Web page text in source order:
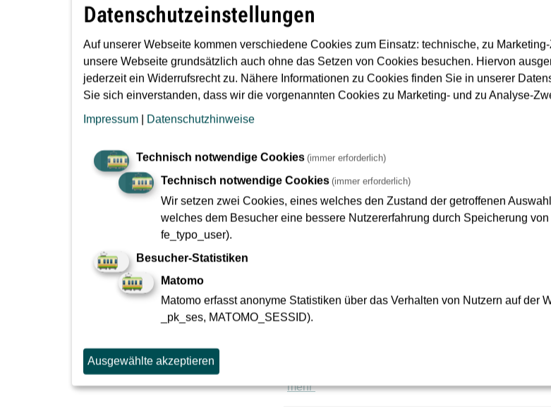
Stadtbahn ins
Planfeststellungsbeschlusses
Der Startschuss für die Hauptbaumaßnahme der
Mittwoch übergab die…
Tunnel unter dem
Der Rohbau des Tunnelabschnitts unter dem
Hauptaushub der Baugrube…
Verlängerung der Sperrung
09.05.2016
mehr
Datenschutzeinstellungen
Auf unserer Webseite kommen verschiedene Cookies zum Einsatz: technische, zu
unsere Webseite grundsätzlich auch ohne das Setzen von Cookies besuchen. Hiervon
jederzeit ein Widerrufsrecht zu. Nähere Informationen zu Cookies finden Sie in unserer
Sie sich einverstanden, dass wir die vorgenannten Cookies zu Marketing- und zu Analyse-
Impressum | Datenschutzhinweise
Technisch notwendige Cookies (immer erforderlich)
Technisch notwendige Cookies (immer erforderlich)
Wir setzen zwei Cookies, eines welches den Zustand der getroffenen
welches dem Besucher eine bessere Nutzererfahrung durch Speicherung
fe_typo_user).
Besucher-Statistiken
Matomo
Matomo erfasst anonyme Statistiken über das Verhalten von Nutzern auf der
_pk_ses, MATOMO_SESSID).
Ausgewählte akzeptieren